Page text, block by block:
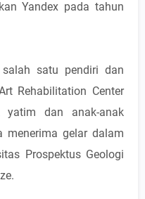
Yandex pada tahun
satu pendiri dan
Rehabilitation Center
dan anak-anak
menerima gelar dalam
Prospektus Geologi